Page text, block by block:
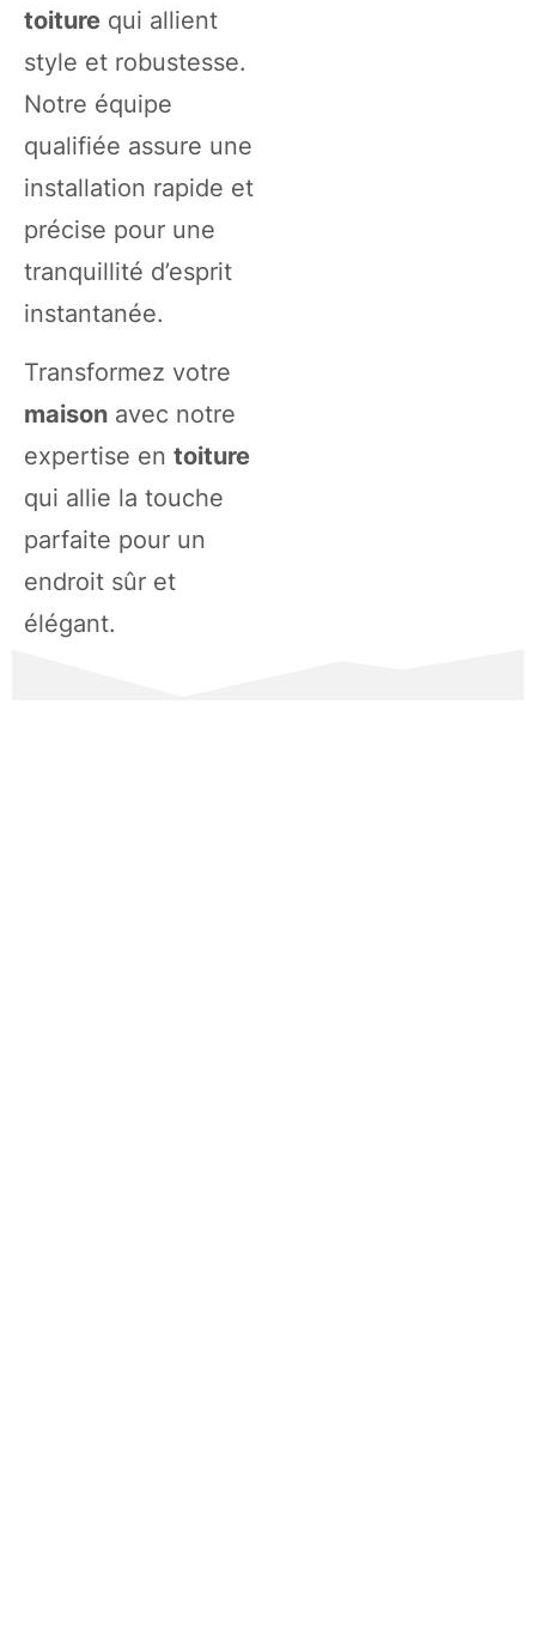
toiture qui allient
style et robustesse.
Notre équipe
qualifiée assure une
installation rapide et
précise pour une
tranquillité d’esprit
instantanée.
Transformez votre
maison avec notre
expertise en toiture
qui allie la touche
parfaite pour un
endroit sûr et
élégant.